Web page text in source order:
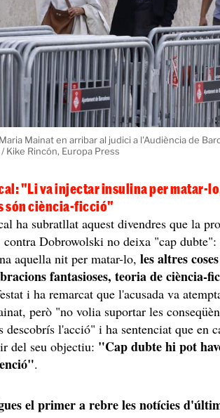
Mainat en arribar al judici a l'Audiència de
Kike Rincón, Europa Press
"Li va injectar insulina per matar-
són ciència-ficció"
ha subratllat aquest divendres que la
Dobrowolski no deixa "cap
aquella nit per matar-lo,les altres
fantasioses, teoria de ciència-
i ha remarcat que l'acusada va
però "no volia suportar les
descobrís l'acció" i ha sentenciat que en
del seu objectiu: "Cap dubte hi pot
.
el primer a rebre les notícies